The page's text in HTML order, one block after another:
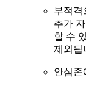
부적격
추가
할 수
제외됩
안심존